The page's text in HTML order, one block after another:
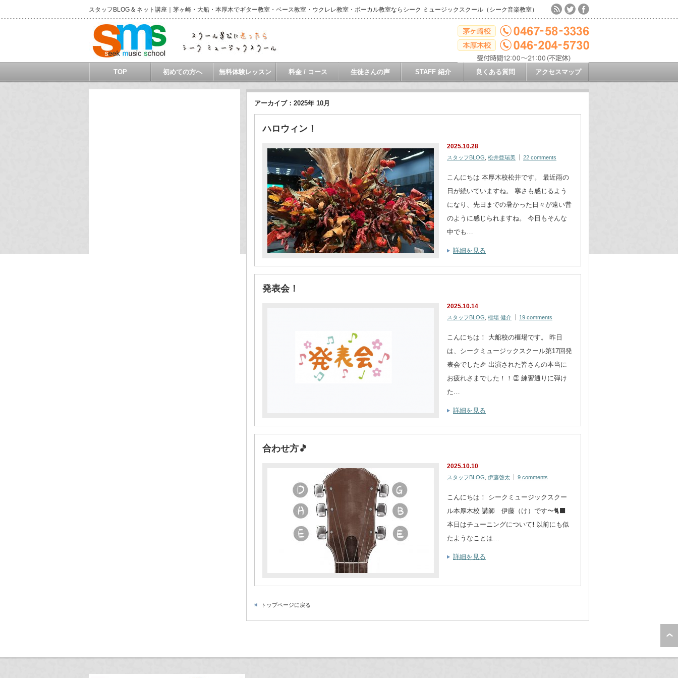
スタッフBLOG & ネット講座｜茅ヶ崎・大船・本厚木でギター教室・ベース教室・ウクレレ教室・ボーカル教室ならシーク ミュージックスクール（シーク音楽教室）
TOP 初めての方へ 無料体験レッスン 料金 / コース 生徒さんの声 STAFF 紹介 良くある質問 アクセスマップ
アーカイブ：2025年 10月
ハロウィン！
2025.10.28
スタッフBLOG 松井亜瑞美 22 comments
こんにちは 本厚木校松井です。 最近雨の
日が続いていますね。 寒さも感じるよう
になり、先日までの暑かった日々が遠い昔
のように感じられますね。 今日もそんな
中でも…
詳細を見る
発表会！
2025.10.14
スタッフBLOG 榧場 健介 19 comments
こんにちは！ 大船校の榧場です。 昨日
は、シークミュージックスクール第17回発
表会でした🎉 出演された皆さんの本当に
お疲れさまでした！！👏 練習通りに弾け
た…
詳細を見る
合わせ方🎵
2025.10.10
スタッフBLOG 伊藤啓太 9 comments
こんにちは！ シークミュージックスクー
ル本厚木校 講師 伊藤（け）です〜🐈‍⬛
本日はチューニングについて❗️ 以前にも似
たようなことは…
詳細を見る
トップページに戻る